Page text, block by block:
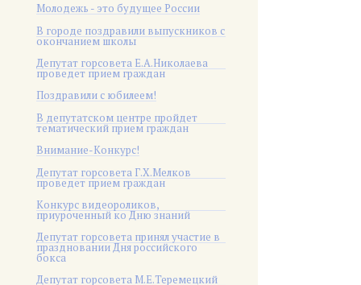
Молодежь - это будущее России
В городе поздравили выпускников с
окончанием школы
Депутат горсовета Е.А.Николаева
проведет прием граждан
Поздравили с юбилеем!
В депутатском центре пройдет
тематический прием граждан
Внимание-Конкурс!
Депутат горсовета Г.Х.Мелков
проведет прием граждан
Конкурс видеороликов,
приуроченный ко Дню знаний
Депутат горсовета принял участие в
праздновании Дня российского
бокса
Депутат горсовета М.Е.Теремецкий